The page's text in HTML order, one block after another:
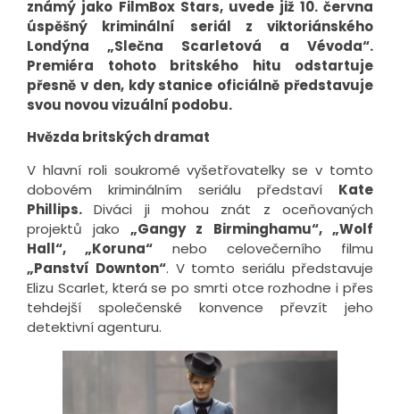
známý jako FilmBox Stars, uvede již 10. června
úspěšný kriminální seriál z viktoriánského
Londýna „Slečna Scarletová a Vévoda“.
Premiéra tohoto britského hitu odstartuje
přesně v den, kdy stanice oficiálně představuje
svou novou vizuální podobu.
Hvězda britských dramat
V hlavní roli soukromé vyšetřovatelky se v tomto
dobovém kriminálním seriálu představí Kate
Phillips. Diváci ji mohou znát z oceňovaných
projektů jako „Gangy z Birminghamu“, „Wolf
Hall“, „Koruna“ nebo celovečerního filmu
„Panství Downton“. V tomto seriálu představuje
Elizu Scarlet, která se po smrti otce rozhodne i přes
tehdejší společenské konvence převzít jeho
detektivní agenturu.